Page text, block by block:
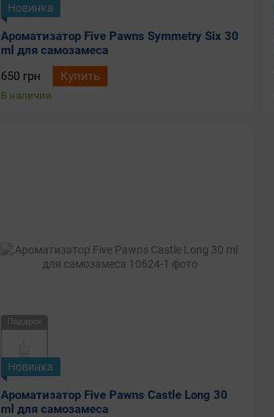
Новинка
Ароматизатор Five Pawns Symmetry Six 30
ml для самозамеса
650 грн
Купить
В наличии
Подарок
Новинка
Ароматизатор Five Pawns Castle Long 30
ml для самозамеса